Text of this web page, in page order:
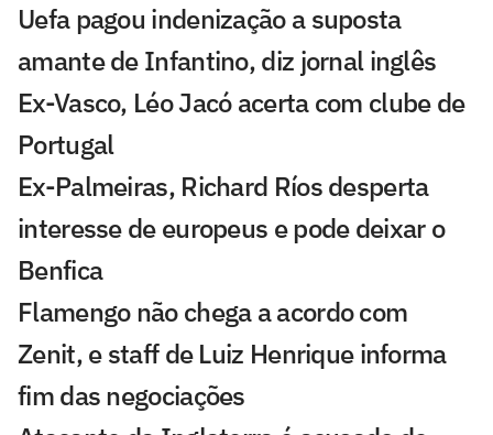
Uefa pagou indenização a suposta
amante de Infantino, diz jornal inglês
Ex-Vasco, Léo Jacó acerta com clube de
Portugal
Ex-Palmeiras, Richard Ríos desperta
interesse de europeus e pode deixar o
Benfica
Flamengo não chega a acordo com
Zenit, e staff de Luiz Henrique informa
fim das negociações